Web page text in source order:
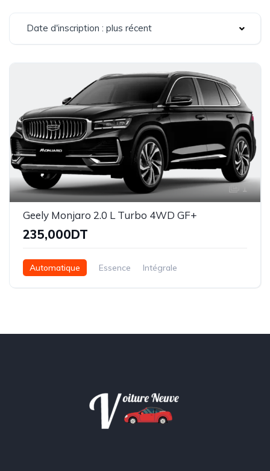
Date d'inscription : plus récent
1
Geely Monjaro 2.0 L Turbo 4WD GF+
235,000DT
Automatique Essence Intégrale